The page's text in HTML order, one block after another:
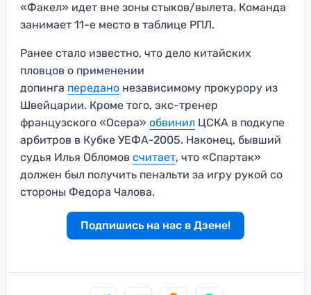
«Факел» идет вне зоны стыков/вылета. Команда
занимает 11-е место в таблице РПЛ.
Ранее стало известно, что дело китайских
пловцов о применении
допинга передано независимому прокурору из
Швейцарии. Кроме того, экс-тренер
французского «Осера» обвинил ЦСКА в подкупе
арбитров в Кубке УЕФА-2005. Наконец, бывший
судья Илья Обломов считает, что «Спартак»
должен был получить пенальти за игру рукой со
стороны Федора Чалова.
Подпишись на нас в Дзене!